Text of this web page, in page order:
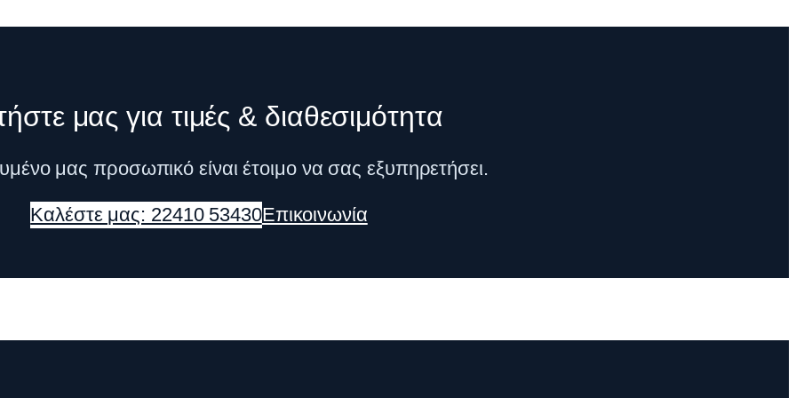
μας για τιμές & διαθεσιμότητα
μας προσωπικό είναι έτοιμο να σας εξυπηρετήσει.
Καλέστε μας: 22410 53430Επικοινωνία